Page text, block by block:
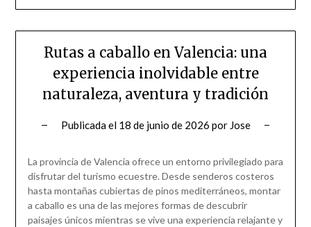
Rutas a caballo en Valencia: una
experiencia inolvidable entre
naturaleza, aventura y tradición
Publicada el 18 de junio de 2026 por Jose
La provincia de Valencia ofrece un entorno privilegiado para
disfrutar del turismo ecuestre. Desde senderos costeros
hasta montañas cubiertas de pinos mediterráneos, montar
a caballo es una de las mejores formas de descubrir
paisajes únicos mientras se vive una experiencia relajante y